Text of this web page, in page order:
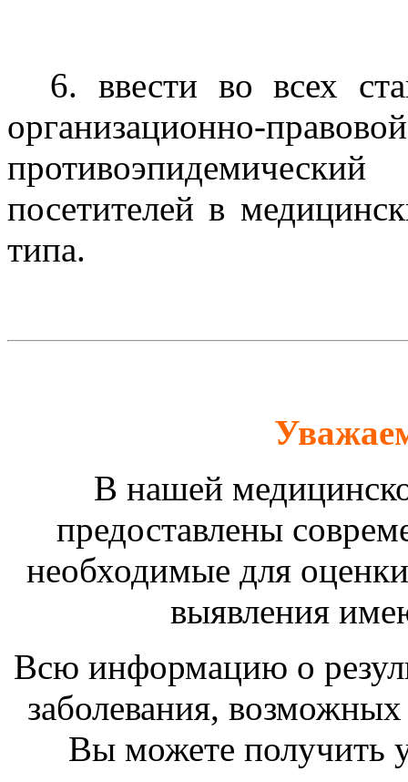
6. ввести во всех
организационно-
посетителей в
типа.
В нашей
предоставлены
необходимые для
выявления
Всю информацию о
заболевания,
Вы можете получить